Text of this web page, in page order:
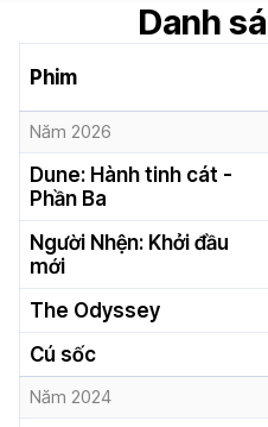
Danh
Phim
Năm 2026
Dune: Hành tinh cát -
Phần Ba
Người Nhện: Khởi đầu
mới
The Odyssey
Cú sốc
Năm 2024